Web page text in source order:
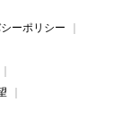
ーポリシー